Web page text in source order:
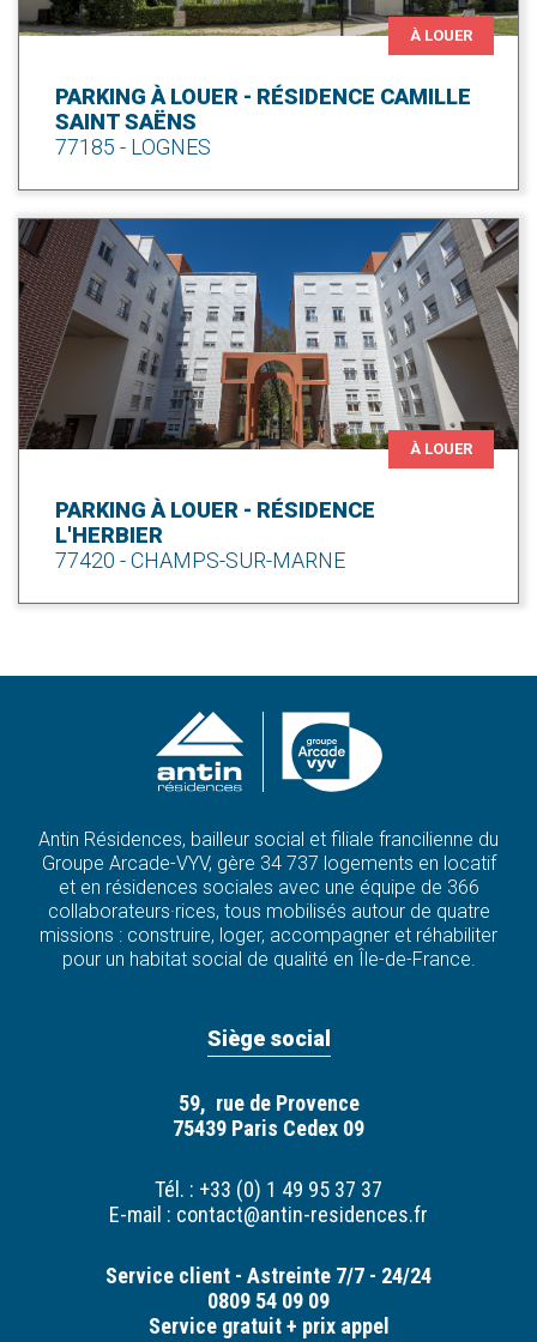
À LOUER
PARKING À LOUER - RÉSIDENCE CAMILLE
SAINT SAËNS
77185 - LOGNES
À LOUER
PARKING À LOUER - RÉSIDENCE
L'HERBIER
77420 - CHAMPS-SUR-MARNE
Antin Résidences, bailleur social et filiale francilienne du
Groupe Arcade-VYV, gère 34 737 logements en locatif
et en résidences sociales avec une équipe de 366
collaborateurs·rices, tous mobilisés autour de quatre
missions : construire, loger, accompagner et réhabiliter
pour un habitat social de qualité en Île-de-France.
Siège social
59, rue de Provence
75439 Paris Cedex 09
Tél. : +33 (0) 1 49 95 37 37
E-mail : contact@antin-residences.fr
Service client - Astreinte 7/7 - 24/24
0809 54 09 09
Service gratuit + prix appel